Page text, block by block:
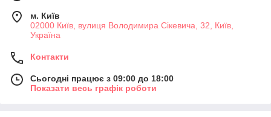
м. Київ
02000 Київ, вулиця Володимира Сікевича, 32, Київ,
Україна
Контакти
Сьогодні працює з 09:00 до 18:00
Показати весь графік роботи